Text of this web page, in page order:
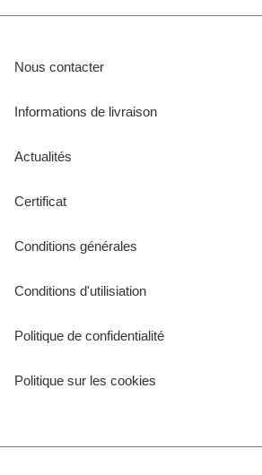
Nous contacter
Informations de livraison
Actualités
Certificat
Conditions générales
Conditions d'utilisiation
Politique de confidentialité
Politique sur les cookies